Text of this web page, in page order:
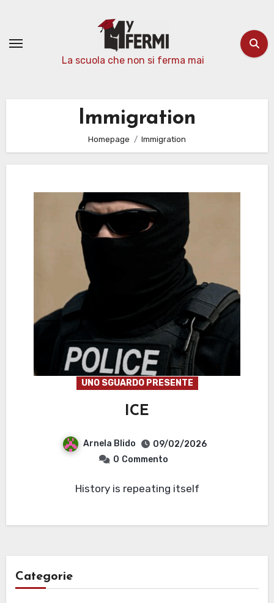
contenuto
La scuola che non si ferma mai
Immigration
Homepage Immigration
UNO SGUARDO PRESENTE
ICE
Arnela Blido
09/02/2026
0 Commento
History is repeating itself
Categorie